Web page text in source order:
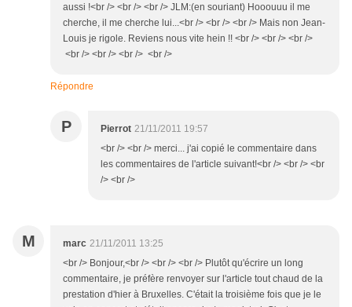
aussi !<br /> <br /> <br /> JLM:(en souriant) Hooouuu il me
cherche, il me cherche lui...<br /> <br /> <br /> Mais non Jean-
Louis je rigole. Reviens nous vite hein !! <br /> <br /> <br />
<br /> <br /> <br /> <br />
Répondre
P Pierrot 21/11/2011 19:57
<br /> <br /> merci... j'ai copié le commentaire dans
les commentaires de l'article suivant!<br /> <br /> <br
/> <br />
M marc 21/11/2011 13:25
<br /> Bonjour,<br /> <br /> <br /> Plutôt qu'écrire un long
commentaire, je préfère renvoyer sur l'article tout chaud de la
prestation d'hier à Bruxelles. C'était la troisième fois que je le